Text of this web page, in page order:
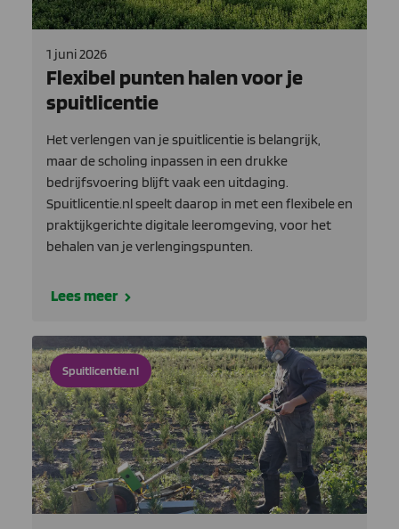
1 juni 2026
Flexibel punten halen voor je
spuitlicentie
Het verlengen van je spuitlicentie is belangrijk,
maar de scholing inpassen in een drukke
bedrijfsvoering blijft vaak een uitdaging.
Spuitlicentie.nl speelt daarop in met een flexibele en
praktijkgerichte digitale leeromgeving, voor het
behalen van je verlengingspunten.
Lees meer
Spuitlicentie.nl